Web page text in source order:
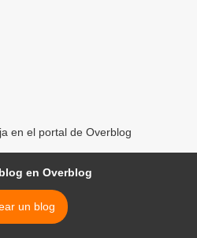
en el portal de Overblog
en Overblog
un blog